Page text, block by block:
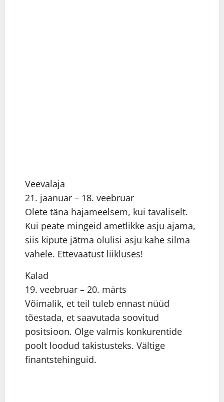
Veevalaja
21. jaanuar – 18. veebruar
Olete täna hajameelsem, kui tavaliselt.
Kui peate mingeid ametlikke asju ajama,
siis kipute jätma olulisi asju kahe silma
vahele. Ettevaatust liikluses!
Kalad
19. veebruar – 20. märts
Võimalik, et teil tuleb ennast nüüd
tõestada, et saavutada soovitud
positsioon. Olge valmis konkurentide
poolt loodud takistusteks. Vältige
finantstehinguid.